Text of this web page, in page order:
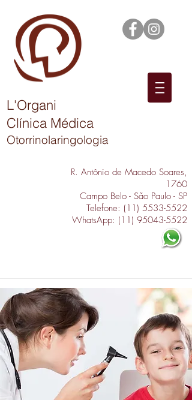
L'Organi
Clínica Médica
Otorrinolaringologia
R. Antônio de Macedo Soares,
1760
Campo Belo - São Paulo - SP
Telefone: (11) 5533-5522
WhatsApp: (11) 95043-5522